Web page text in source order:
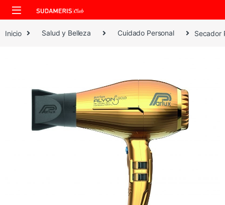
Skip to navigation
Skip to content
Inicio Salud y Belleza Cuidado Personal Secador